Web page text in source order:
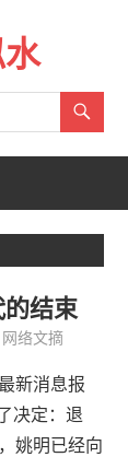
结束
网络文摘
新消息报
决定：退
姚明已经向